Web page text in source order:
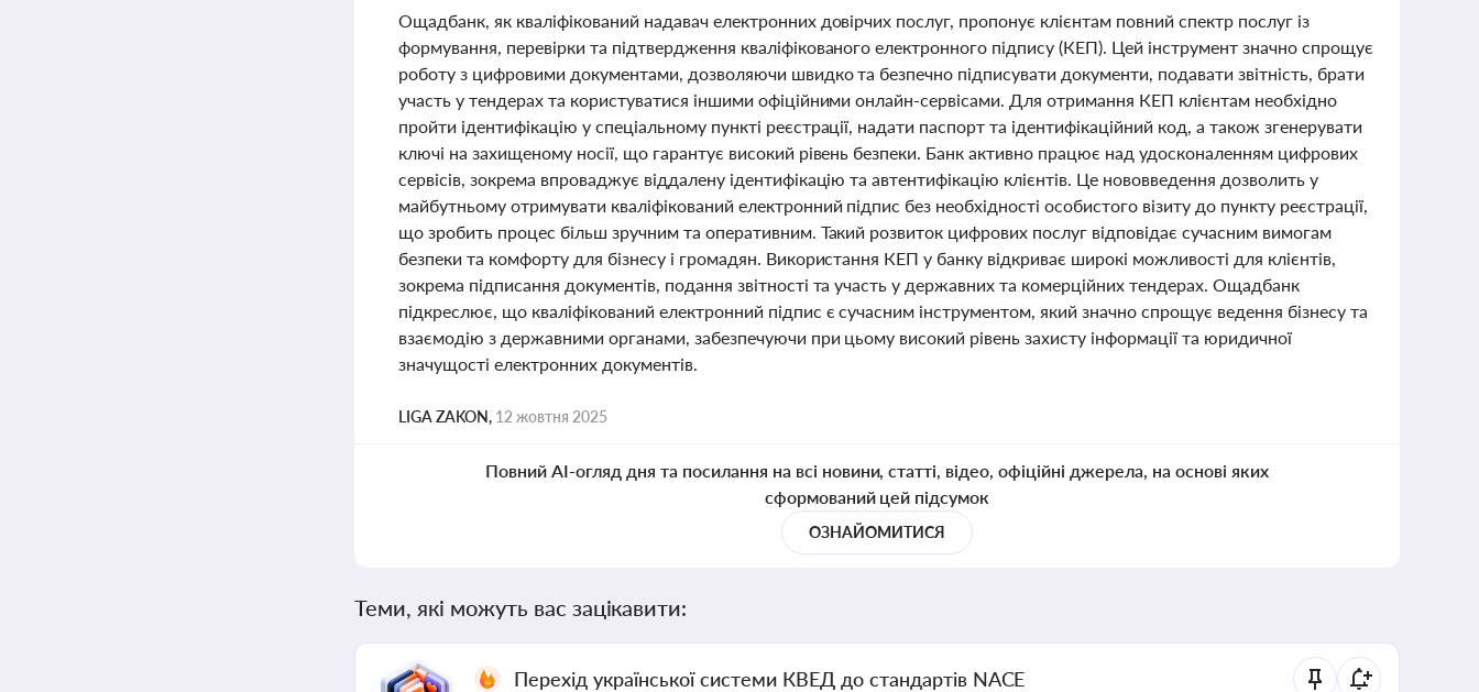
Ощадбанк, як кваліфікований надавач електронних довірчих послуг, пропонує клієнтам повний спектр послуг із
формування, перевірки та підтвердження кваліфікованого електронного підпису (КЕП). Цей інструмент значно спрощує
роботу з цифровими документами, дозволяючи швидко та безпечно підписувати документи, подавати звітність, брати
участь у тендерах та користуватися іншими офіційними онлайн-сервісами. Для отримання КЕП клієнтам необхідно
пройти ідентифікацію у спеціальному пункті реєстрації, надати паспорт та ідентифікаційний код, а також згенерувати
ключі на захищеному носії, що гарантує високий рівень безпеки. Банк активно працює над удосконаленням цифрових
сервісів, зокрема впроваджує віддалену ідентифікацію та автентифікацію клієнтів. Це нововведення дозволить у
майбутньому отримувати кваліфікований електронний підпис без необхідності особистого візиту до пункту реєстрації,
що зробить процес більш зручним та оперативним. Такий розвиток цифрових послуг відповідає сучасним вимогам
безпеки та комфорту для бізнесу і громадян. Використання КЕП у банку відкриває широкі можливості для клієнтів,
зокрема підписання документів, подання звітності та участь у державних та комерційних тендерах. Ощадбанк
підкреслює, що кваліфікований електронний підпис є сучасним інструментом, який значно спрощує ведення бізнесу та
взаємодію з державними органами, забезпечуючи при цьому високий рівень захисту інформації та юридичної
значущості електронних документів.
LIGA ZAKON, 12 жовтня 2025
Повний AI-огляд дня та посилання на всі новини, статті, відео, офіційні джерела, на основі яких
сформований цей підсумок
ОЗНАЙОМИТИСЯ
Теми, які можуть вас зацікавити:
Перехід української системи КВЕД до стандартів NACE